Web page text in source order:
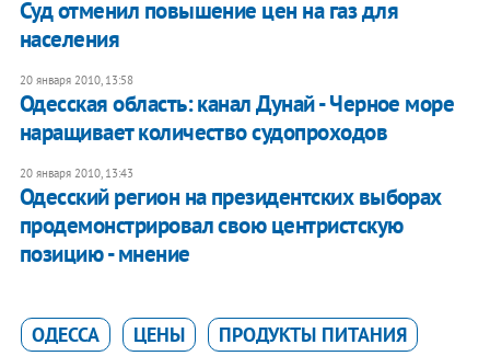
Суд отменил повышение цен на газ для
населения
20 января 2010, 13:58
Одесская область: канал Дунай - Черное море
наращивает количество судопроходов
20 января 2010, 13:43
Одесский регион на президентских выборах
продемонстрировал свою центристскую
позицию - мнение
ОДЕССА ЦЕНЫ ПРОДУКТЫ ПИТАНИЯ